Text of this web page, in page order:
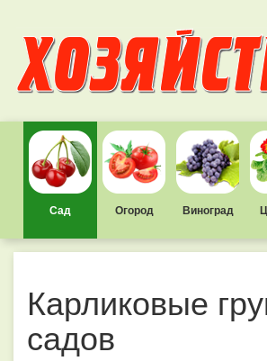
Сад Огород Виноград
Карликовые
садов